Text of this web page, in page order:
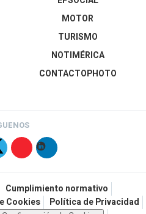
MOTOR
TURISMO
NOTIMÉRICA
CONTACTOPHOTO
Cumplimiento normativo
Cookies
Política de Privacidad